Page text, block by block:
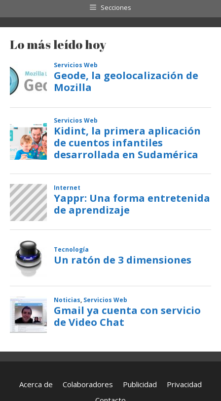
Secciones
Lo más leído hoy
Acerca de Colaboradores Publicidad
Privacidad